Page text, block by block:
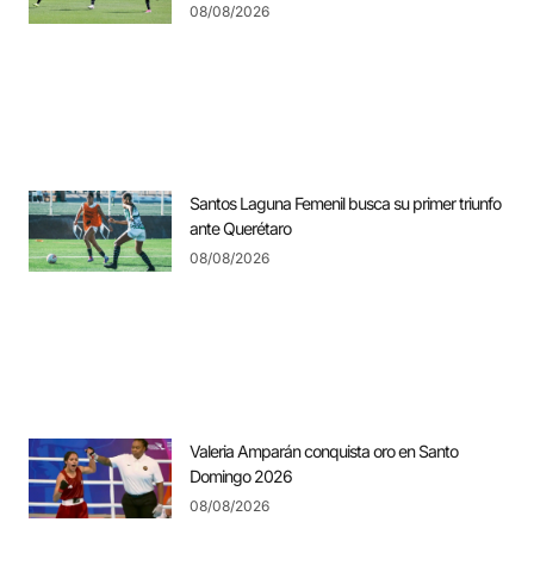
08/08/2026
Santos Laguna Femenil busca su primer triunfo
ante Querétaro
08/08/2026
Valeria Amparán conquista oro en Santo
Domingo 2026
08/08/2026